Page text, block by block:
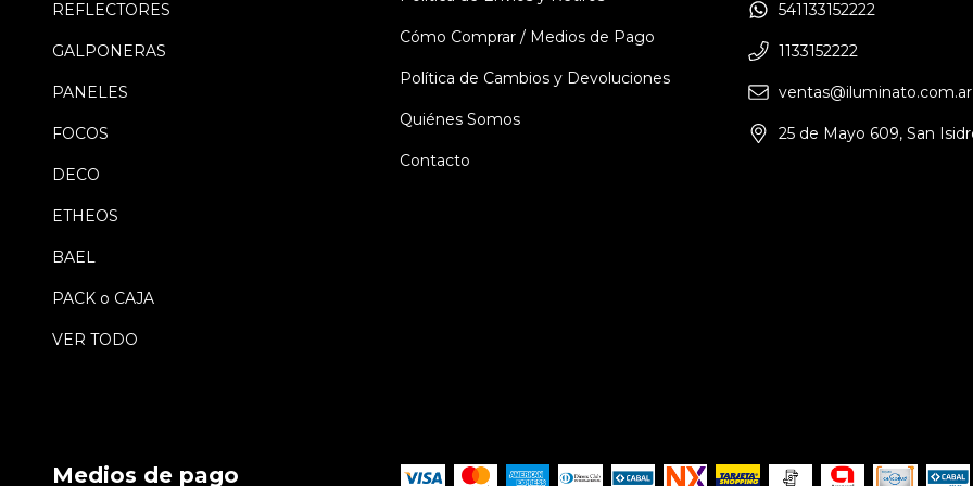
REFLECTORES
GALPONERAS
PANELES
FOCOS
DECO
ETHEOS
BAEL
PACK o CAJA
VER TODO
Cómo Comprar / Medios de Pago
Política de Cambios y Devoluciones
Quiénes Somos
Contacto
541133152222
1133152222
ventas@iluminato.com.ar
25 de Mayo 609, San
Medios de pago